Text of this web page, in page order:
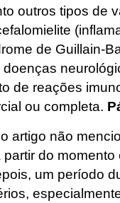
outros tipos de
de Guillain-
de reações
ou completa.
artigo não
partir do
um período